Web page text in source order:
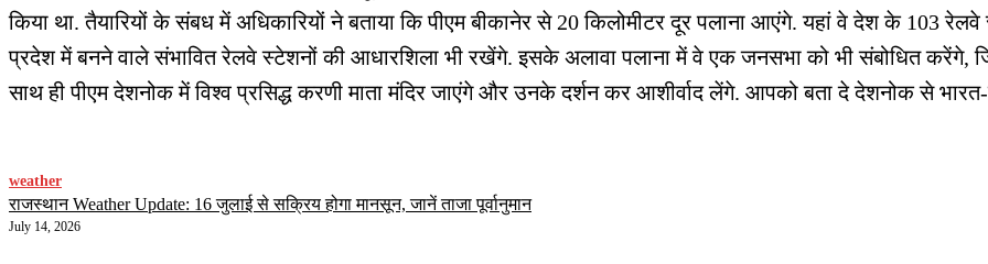
किया था. तैयारियों के संबध में अधिकारियों ने बताया कि पीएम बीकानेर से 20 किलोमीटर दूर पलाना आएंगे. यहां वे देश के 103
प्रदेश में बनने वाले संभावित रेलवे स्टेशनों की आधारशिला भी रखेंगे. इसके अलावा पलाना में वे एक जनसभा को भी संबोधित करेंगे,
साथ ही पीएम देशनोक में विश्व प्रसिद्ध करणी माता मंदिर जाएंगे और उनके दर्शन कर आशीर्वाद लेंगे. आपको बता दे देशनोक से भारत-
weather
राजस्थान Weather Update: 16 जुलाई से सक्रिय होगा मानसून, जानें ताजा पूर्वानुमान
July 14, 2026